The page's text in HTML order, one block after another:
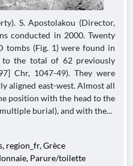
S. Apostolakou (Director,
conducted in 2000. Twenty
tombs (Fig. 1) were found in
the total of 62 previously
Chr, 1047-49). They were
aligned east-west. Almost all
position with the head to the
burial), and with the...
region_fr, Grèce
Parure/toilette